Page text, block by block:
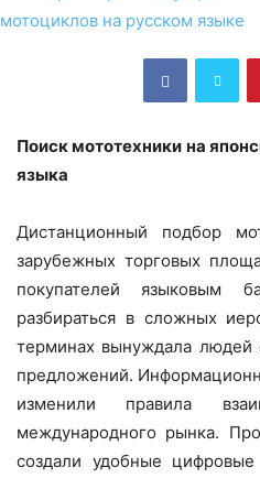
Поиск мототехники на
языка
Дистанционный подбор
зарубежных торговых
покупателей языковым
разбираться в сложных
терминах вынуждала людей
предложений.
изменили правила
международного рынка.
создали удобные